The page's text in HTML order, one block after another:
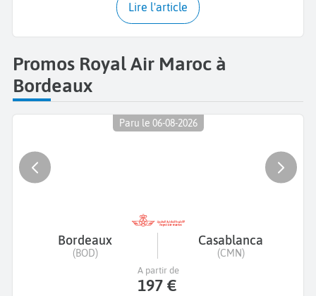
Lire l'article
Promos Royal Air Maroc à
Bordeaux
Paru le 06-08-2026
Bordeaux
(BOD)
Casablanca
(CMN)
A partir de
197 €